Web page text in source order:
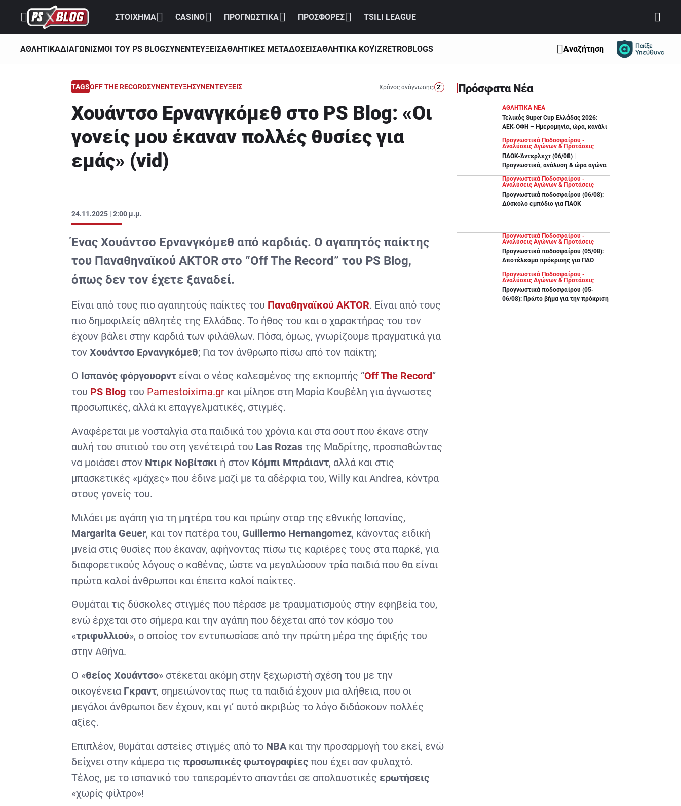
ΣΤΟΙΧΗΜΑ CASINO ΠΡΟΓΝΩΣΤΙΚΑ ΠΡΟΣΦΟΡΕΣ TSILI LEAGUE
ΑΘΛΗΤΙΚΑΔΙΑΓΩΝΙΣΜΟΙ ΤΟΥ PS BLOGΣΥΝΕΝΤΕΥΞΕΙΣΑΘΛΗΤΙΚΕΣ ΜΕΤΑΔΟΣΕΙΣΑΘΛΗΤΙΚΑ ΚΟΥΊΖRETROBLOGS Αναζήτηση
TAGSOFF THE RECORDΣΥΝΕΝΤΕΥΞΗΣΥΝΕΝΤΕΥΞΕΙΣ
Χουάντσο Ερνανγκόμεθ στο PS Blog: «Οι
γονείς μου έκαναν πολλές θυσίες για
εμάς» (vid)
Χρόνος ανάγνωσης: 2’
24.11.2025 | 2:00 μ.μ.
Ένας Χουάντσο Ερνανγκόμεθ από καρδιάς. Ο αγαπητός παίκτης
του Παναθηναϊκού AKTOR στο “Off The Record” του PS Blog,
όπως δεν τον έχετε ξαναδεί.
Είναι από τους πιο αγαπητούς παίκτες του Παναθηναϊκού AKTOR. Είναι από τους
πιο δημοφιλείς αθλητές της Ελλάδας. Το ήθος του και ο χαρακτήρας του τον
έχουν βάλει στην καρδιά των φιλάθλων. Πόσα, όμως, γνωρίζουμε πραγματικά για
τον Χουάντσο Ερνανγκόμεθ; Για τον άνθρωπο πίσω από τον παίκτη;
Ο Ισπανός φόργουορντ είναι ο νέος καλεσμένος της εκπομπής “OffThe Record”
του PS Blog του Pamestoixima.gr και μίλησε στη Μαρία Κουβέλη για άγνωστες
προσωπικές, αλλά κι επαγγελματικές, στιγμές.
Αναφέρεται με νοσταλγία στα παιδικά του χρόνια και στα σουτ που έκανε στην
αυλή του σπιτιού του στη γενέτειρά του Las Rozas της Μαδρίτης, προσπαθώντας
να μοιάσει στον Ντιρκ Νοβίτσκι ή στον Κόμπι Μπράιαντ, αλλά και στις
μπασκετικές «μάχες» που έδινε μαζί με τα αδέρφια του, Willy και Andrea, κόντρα
στους γονείς του.
Μιλάει με αγάπη για τη μητέρα του και πρώην σταρ της εθνικής Ισπανίας,
Margarita Geuer, και τον πατέρα του, Guillermo Hernangomez, κάνοντας ειδική
μνεία στις θυσίες που έκαναν, αφήνοντας πίσω τις καριέρες τους στα παρκέ, για
διαφορετικούς λόγους ο καθένας, ώστε να μεγαλώσουν τρία παιδιά που θα είναι
πρώτα καλοί άνθρωποι και έπειτα καλοί παίκτες.
Θυμάται τις δύσκολες στιγμές που πέρασε με τραυματισμούς στην εφηβεία του,
ενώ έρχεται στο σήμερα και την αγάπη που δέχεται από τον κόσμο του
«τριφυλλιού», ο οποίος τον εντυπωσίασε από την πρώτη μέρα της άφιξής του
στην Αθήνα.
Ο «θείος Χουάντσο» στέκεται ακόμη στην ξεχωριστή σχέση του με την
οικογένεια Γκραντ, σημειώνοντας πως τα παιδιά έχουν μια αλήθεια, που οι
μεγάλοι άνθρωποι δεν έχουν, και γι’ αυτό ακριβώς το λόγο διδάσκουν πολλές
αξίες.
Επιπλέον, θυμάται αστείες στιγμές από το NBAκαι την προσαρμογή του εκεί, ενώ
δείχνει στην κάμερα τις προσωπικές φωτογραφίες που έχει σαν φυλαχτό.
Τέλος, με το ισπανικό του ταπεραμέντο απαντάει σε απολαυστικές ερωτήσεις
«χωρίς φίλτρο»!
Πρόσφατα Νέα
ΑΘΛΗΤΙΚΑ ΝΕΑ
Τελικός Super Cup Ελλάδας 2026:
ΑΕΚ-ΟΦΗ – Ημερομηνία, ώρα, κανάλι
Προγνωστικά Ποδοσφαίρου -
Αναλύσεις Αγώνων & Προτάσεις
ΠΑΟΚ-Άντερλεχτ (06/08) |
Προγνωστικά, ανάλυση & ώρα αγώνα
Προγνωστικά Ποδοσφαίρου -
Αναλύσεις Αγώνων & Προτάσεις
Προγνωστικά ποδοσφαίρου (06/08):
Δύσκολο εμπόδιο για ΠΑΟΚ
Προγνωστικά Ποδοσφαίρου -
Αναλύσεις Αγώνων & Προτάσεις
Προγνωστικά ποδοσφαίρου (05/08):
Αποτέλεσμα πρόκρισης για ΠΑΟ
Προγνωστικά Ποδοσφαίρου -
Αναλύσεις Αγώνων & Προτάσεις
Προγνωστικά ποδοσφαίρου (05-
06/08): Πρώτο βήμα για την πρόκριση